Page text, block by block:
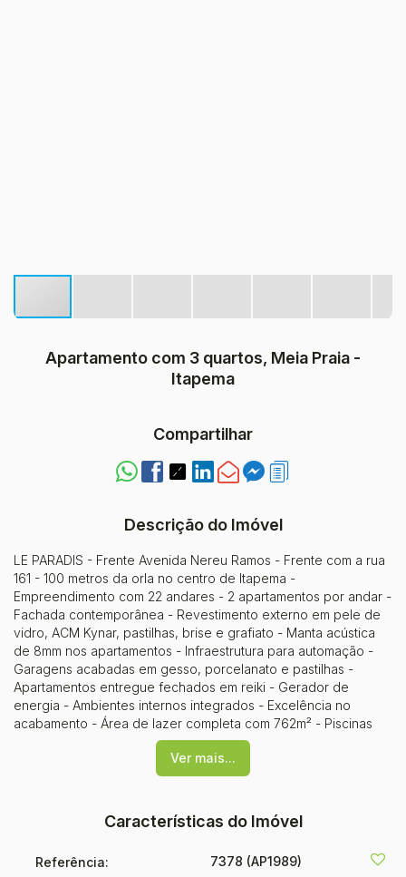
Apartamento com 3 quartos, Meia Praia -
Itapema
Compartilhar
Descrição do Imóvel
LE PARADIS - Frente Avenida Nereu Ramos - Frente com a rua
161 - 100 metros da orla no centro de Itapema -
Empreendimento com 22 andares - 2 apartamentos por andar -
Fachada contemporânea - Revestimento externo em pele de
vidro, ACM Kynar, pastilhas, brise e grafiato - Manta acústica
de 8mm nos apartamentos - Infraestrutura para automação -
Garagens acabadas em gesso, porcelanato e pastilhas -
Apartamentos entregue fechados em reiki - Gerador de
energia - Ambientes internos integrados - Excelência no
acabamento - Área de lazer completa com 762m² - Piscinas
entregues aquecidas - Stand Up Paddle Space - Box para
artigos de praia e bicicletárioTIPO 01: - Frente Av. Nereu Ramos
- Vista da rua 161 - 3 suítes sendo uma máster - 3 vagas de
3 suítes sendo uma máster - 3 vagas de garagem - 153m²
privativosInício da obra: Abril/2021Entrega:
Ver mais...
Características do Imóvel
Referência: 7378 (AP1989)